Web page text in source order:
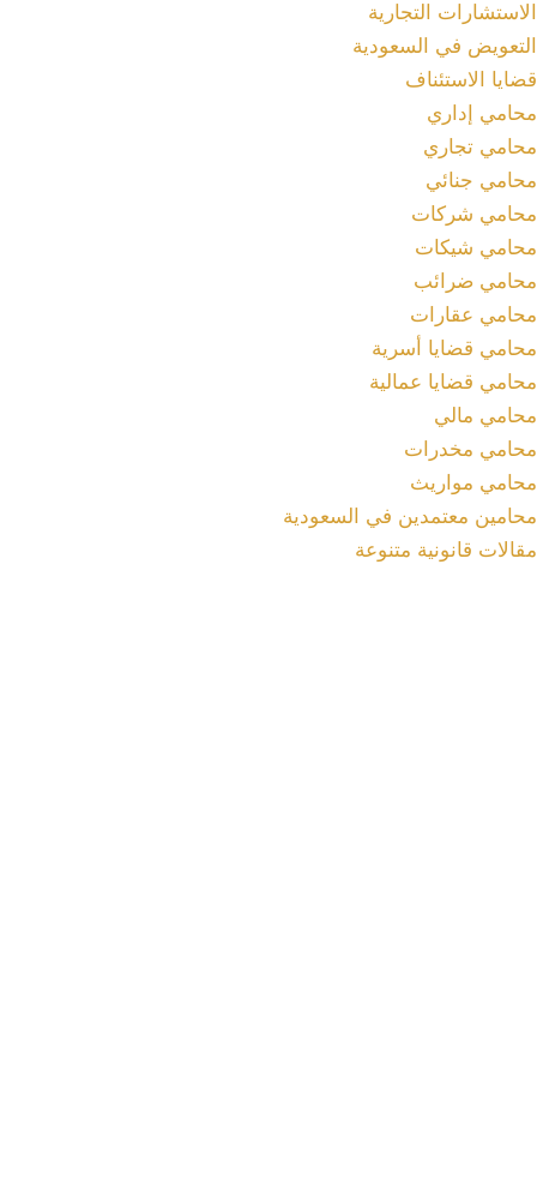
الاستشارات التجارية
التعويض في السعودية
قضايا الاستئناف
محامي إداري
محامي تجاري
محامي جنائي
محامي شركات
محامي شيكات
محامي ضرائب
محامي عقارات
محامي قضايا أسرية
محامي قضايا عمالية
محامي مالي
محامي مخدرات
محامي مواريث
محامين معتمدين في السعودية
مقالات قانونية متنوعة